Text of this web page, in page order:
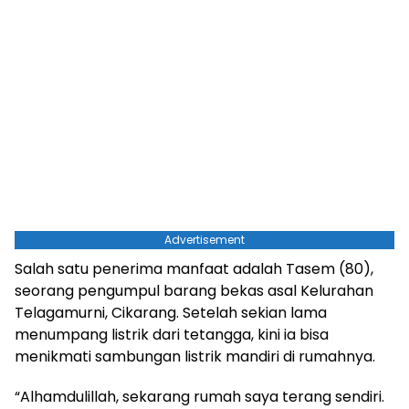
Advertisement
Salah satu penerima manfaat adalah Tasem (80),
seorang pengumpul barang bekas asal Kelurahan
Telagamurni, Cikarang. Setelah sekian lama
menumpang listrik dari tetangga, kini ia bisa
menikmati sambungan listrik mandiri di rumahnya.
“Alhamdulillah, sekarang rumah saya terang sendiri.